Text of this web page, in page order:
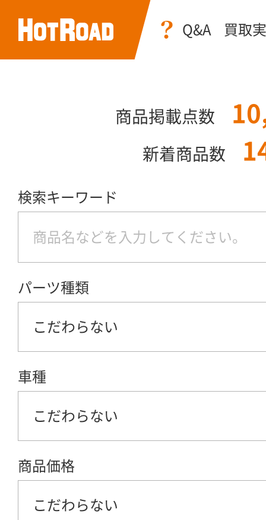
Q&A 買取
商品掲載点数
新着商品数
検索キーワード
パーツ種類
こだわらない
車種
こだわらない
商品価格
こだわらない